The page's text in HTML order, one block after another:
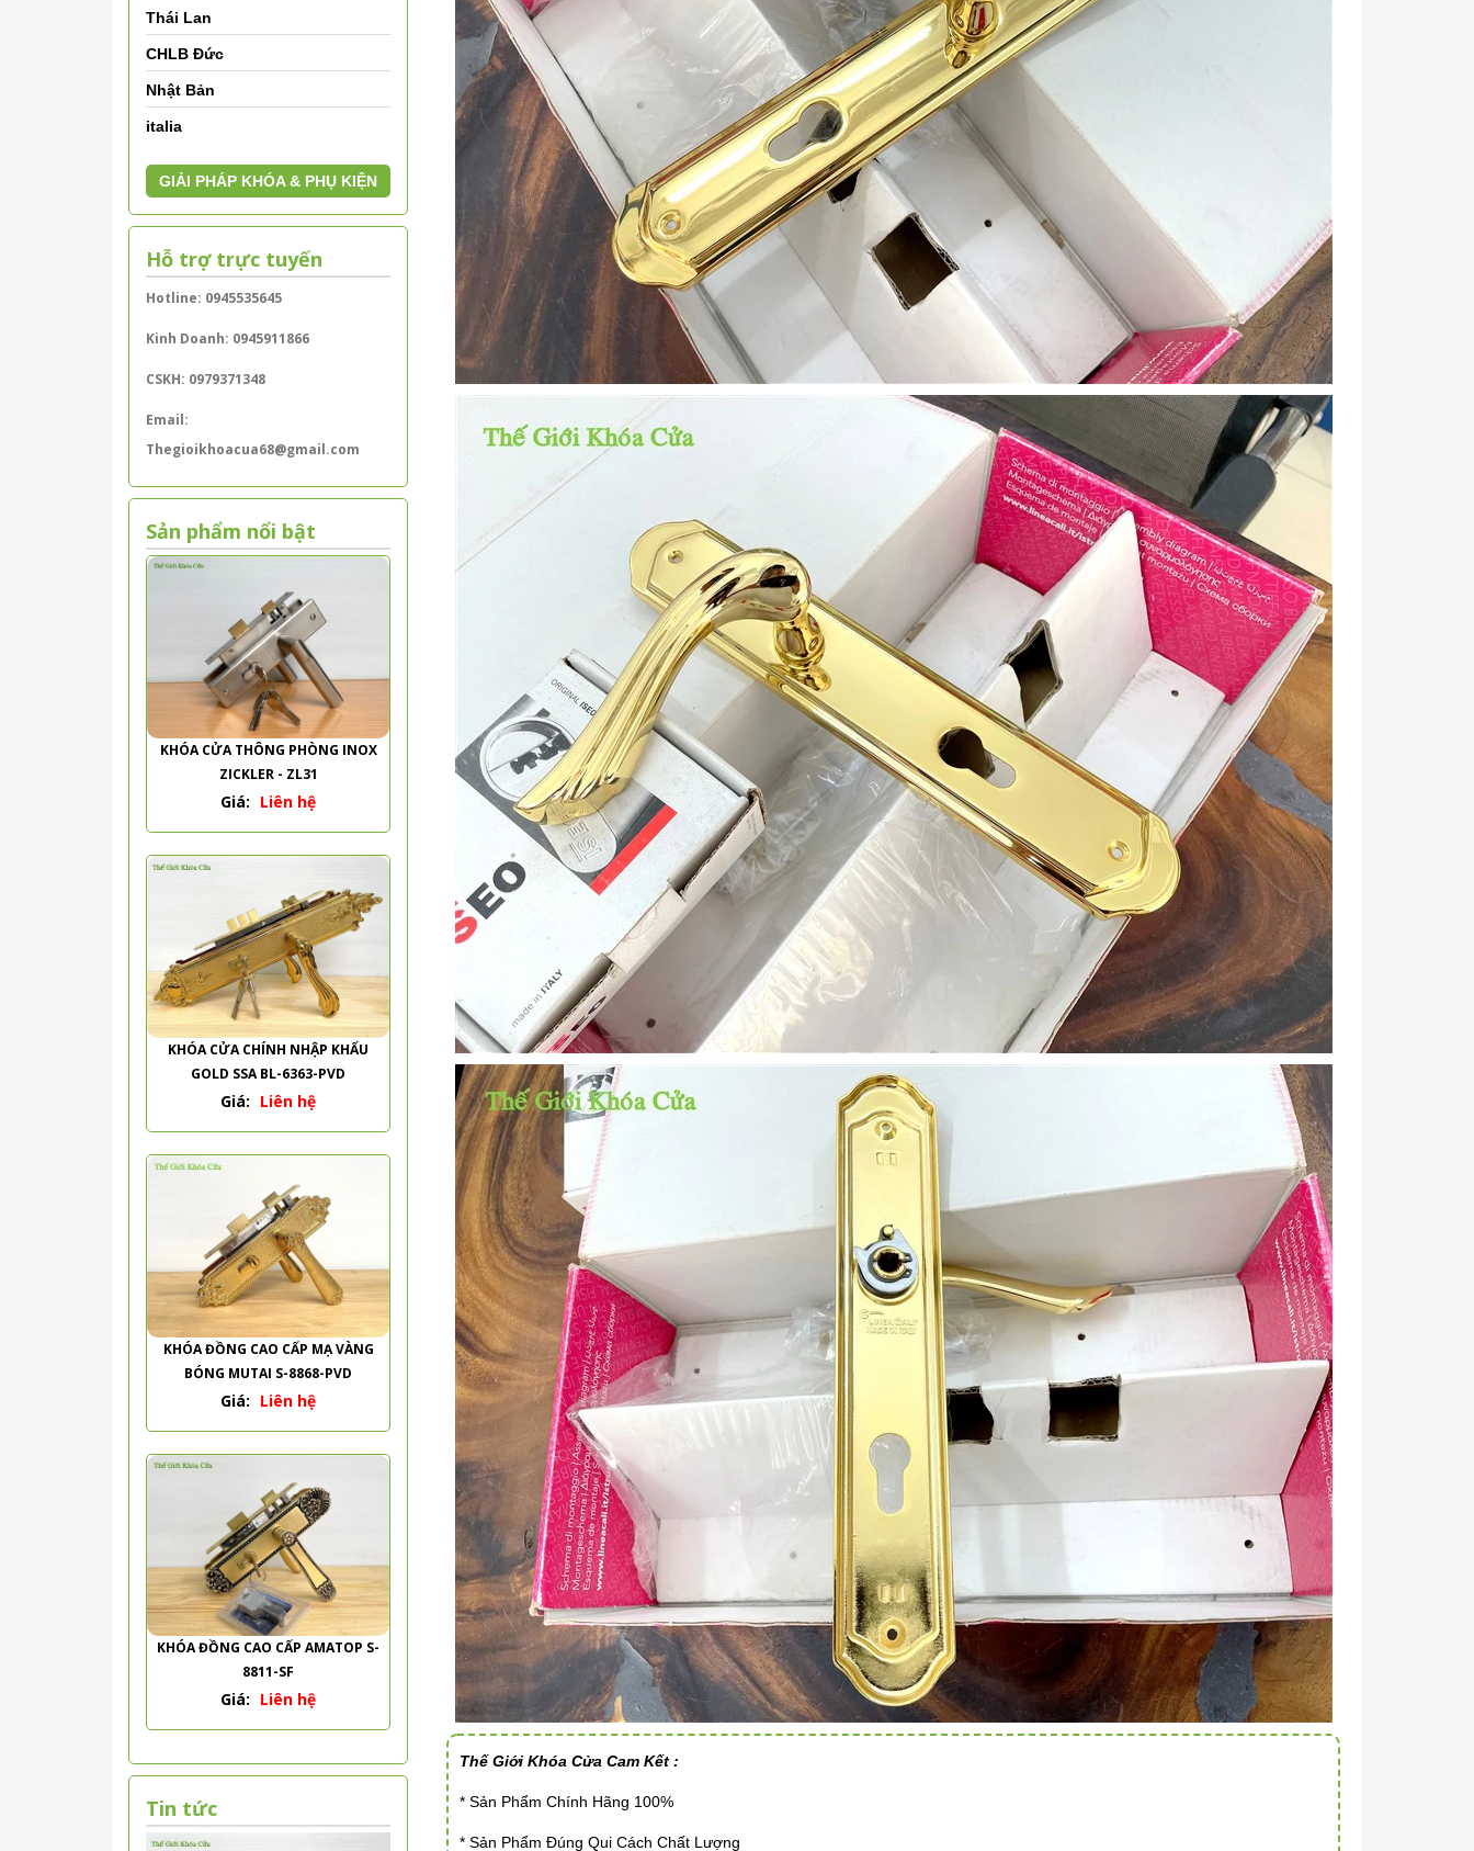
Thế Giới Khóa Cửa Cam Kết :
* Sản Phẩm Chính Hãng 100%
* Sản Phẩm Đúng Qui Cách Chất Lượng
Thái Lan
CHLB Đức
Nhật Bản
italia
GIẢI PHÁP KHÓA & PHỤ KIỆN
Hỗ trợ trực tuyến
Hotline: 0945535645
Kinh Doanh: 0945911866
CSKH: 0979371348
Email:
Thegioikhoacua68@gmail.com
Sản phẩm nổi bật
KHÓA CỬA THÔNG PHÒNG INOX
ZICKLER - ZL31
Giá: Liên hệ
KHÓA CỬA CHÍNH NHẬP KHẨU
GOLD SSA BL-6363-PVD
Giá: Liên hệ
KHÓA ĐỒNG CAO CẤP MẠ VÀNG
BÓNG MUTAI S-8868-PVD
Giá: Liên hệ
KHÓA ĐỒNG CAO CẤP AMATOP S-
8811-SF
Giá: Liên hệ
Tin tức